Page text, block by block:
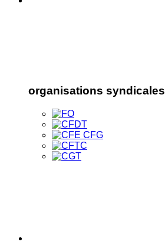
organisations syndicales